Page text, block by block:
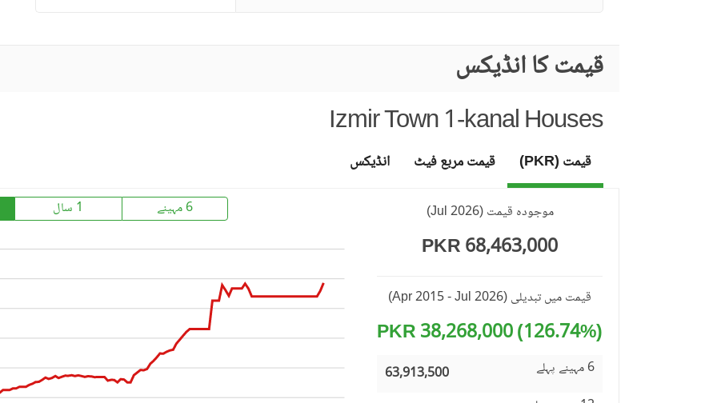
قیمت کا انڈیکس
Izmir Town 1-kanal Houses
موجودہ قیمت(
Jul 2026
)
68,463,000 PKR
قیمت میں تبدیلی(Apr 2015 - Jul 2026)
(126.74%) 38,268,000 PKR
6 مہینے پہلے
63,913,500
6 مہینے 1 سال
قیمت (PKR) قیمت مربع فیٹ انڈیکس